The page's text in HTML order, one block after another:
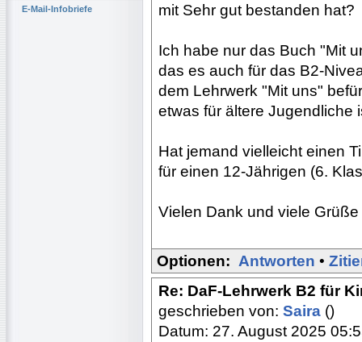
E-Mail-Infobriefe
mit Sehr gut bestanden hat?
Ich habe nur das Buch "Mit
das es auch für das B2-
dem Lehrwerk "Mit uns"
etwas für ältere Jugendliche
Hat jemand vielleicht einen
für einen 12-Jährigen (6.
Vielen Dank und viele Grüße
Optionen: Antworten •
Re: DaF-Lehrwerk B2 für
geschrieben von: Saira ()
Datum: 27. August 2025